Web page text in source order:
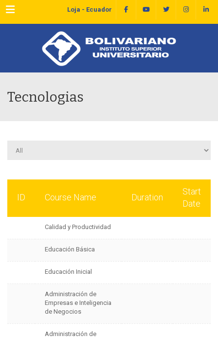
Menu Loja - Ecuador
Tecnologias
ID Course Name Duration
Start
Date
Calidad y Productividad
Educación Básica
Educación Inicial
Administración de
Empresas e Inteligencia
de Negocios
Administración de